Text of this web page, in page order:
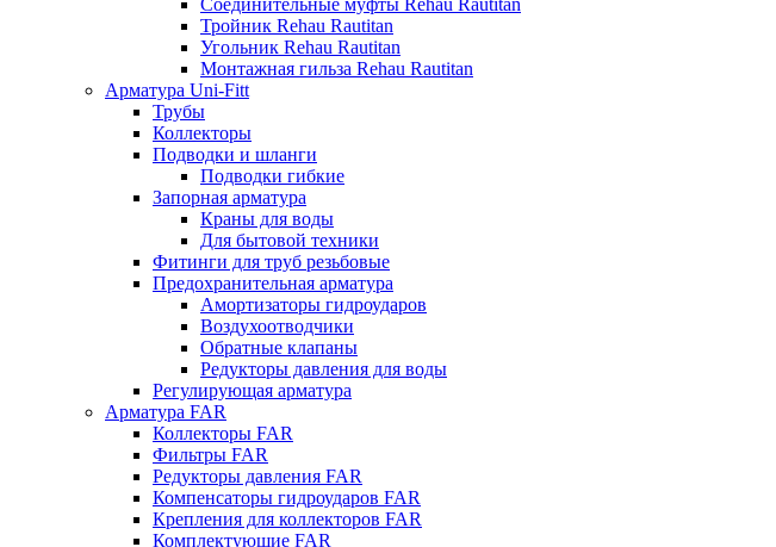
Тройник Rehau Rautitan
Угольник Rehau Rautitan
Монтажная гильза Rehau Rautitan
Арматура Uni-Fitt
Трубы
Коллекторы
Подводки и шланги
Подводки гибкие
Запорная арматура
Краны для воды
Для бытовой техники
Фитинги для труб резьбовые
Предохранительная арматура
Амортизаторы гидроударов
Воздухоотводчики
Обратные клапаны
Редукторы давления для воды
Регулирующая арматура
Арматура FAR
Коллекторы FAR
Фильтры FAR
Редукторы давления FAR
Компенсаторы гидроударов FAR
Крепления для коллекторов FAR
Комплектующие FAR